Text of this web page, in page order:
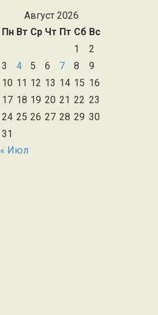
Август 2026
Пн Вт Ср Чт Пт Сб Вс
1
2
3
4 5 6 7 8
9
10 11 12 13 14 15 16
17 18 19 20 21 22 23
24 25 26 27 28 29 30
31
« Июл